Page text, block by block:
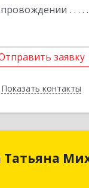
заявку
Показать контакты
заявку
Назад
Татьяна